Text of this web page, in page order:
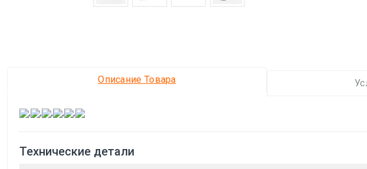
Описание Товара
, , , , ,
Технические детали